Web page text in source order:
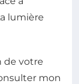
lumière
de votre
mon